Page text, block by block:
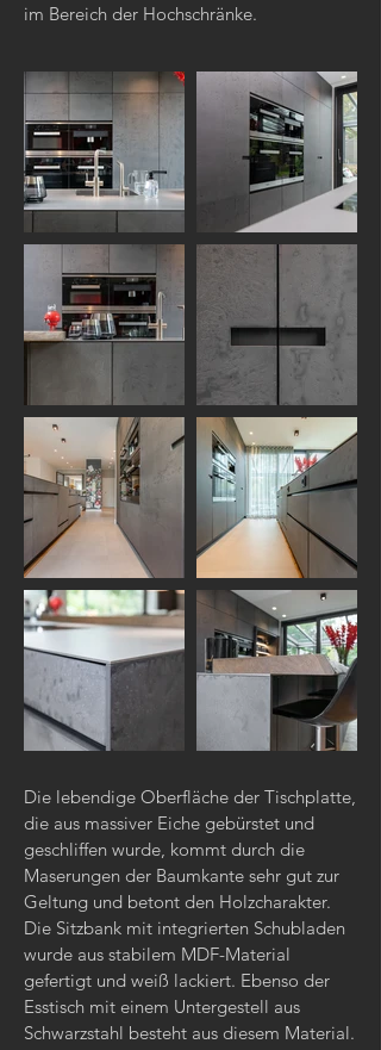
im Bereich der Hochschränke.
Die lebendige Oberfläche der Tischplatte,
die aus massiver Eiche gebürstet und
geschliffen wurde, kommt durch die
Maserungen der Baumkante sehr gut zur
Geltung und betont den Holzcharakter.
Die Sitzbank mit integrierten Schubladen
wurde aus stabilem MDF-Material
gefertigt und weiß lackiert. Ebenso der
Esstisch mit einem Untergestell aus
Schwarzstahl besteht aus diesem Material.